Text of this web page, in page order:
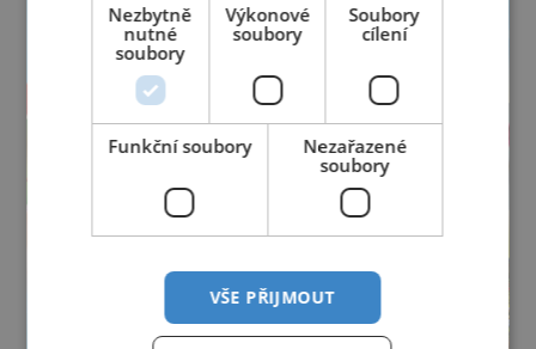
Nezbytně
nutné
soubory
Výkonové
soubory
Soubory
cílení
Funkční soubory
Nezařazené
soubory
VŠE PŘIJMOUT